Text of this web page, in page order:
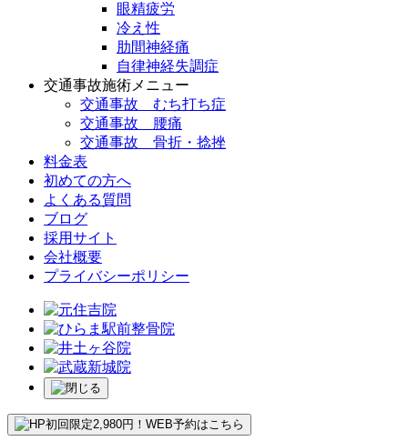
眼精疲労
冷え性
肋間神経痛
自律神経失調症
交通事故施術メニュー
交通事故 むち打ち症
交通事故 腰痛
交通事故 骨折・捻挫
料金表
初めての方へ
よくある質問
ブログ
採用サイト
会社概要
プライバシーポリシー